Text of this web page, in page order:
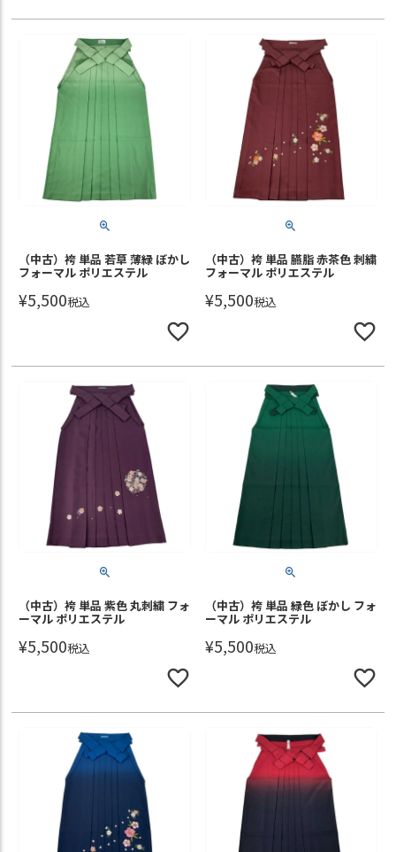
（中古）袴 単品 若草 薄緑 ぼかし
フォーマル ポリエステル
¥5,500税込
（中古）袴 単品 臙脂 赤茶色 刺繍
フォーマル ポリエステル
¥5,500税込
（中古）袴 単品 紫色 丸刺繍 フォ
ーマル ポリエステル
¥5,500税込
（中古）袴 単品 緑色 ぼかし フォ
ーマル ポリエステル
¥5,500税込